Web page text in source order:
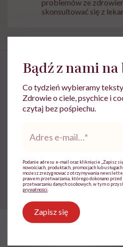
problemów ze
skonsultować się z
„Kawa to owoc
do wiśni”. O tym,
pojawiły się
miłość i kawa,
Wojtczak
Bądź z nami na
Co tydzień wybieramy
Zdrowie o ciele, psychice i
czytaj bez pośpiechu.
mail*
Podanie adresu e-mail oraz kliknięcie „Zapisz
nowościach, produktach, promocjach lub
możesz zrezygnować z otrzymywania
prawem przetwarzania, którego dokonano
przetwarzaniu danych osobowych, w tym o
prywatności
Zapisz się